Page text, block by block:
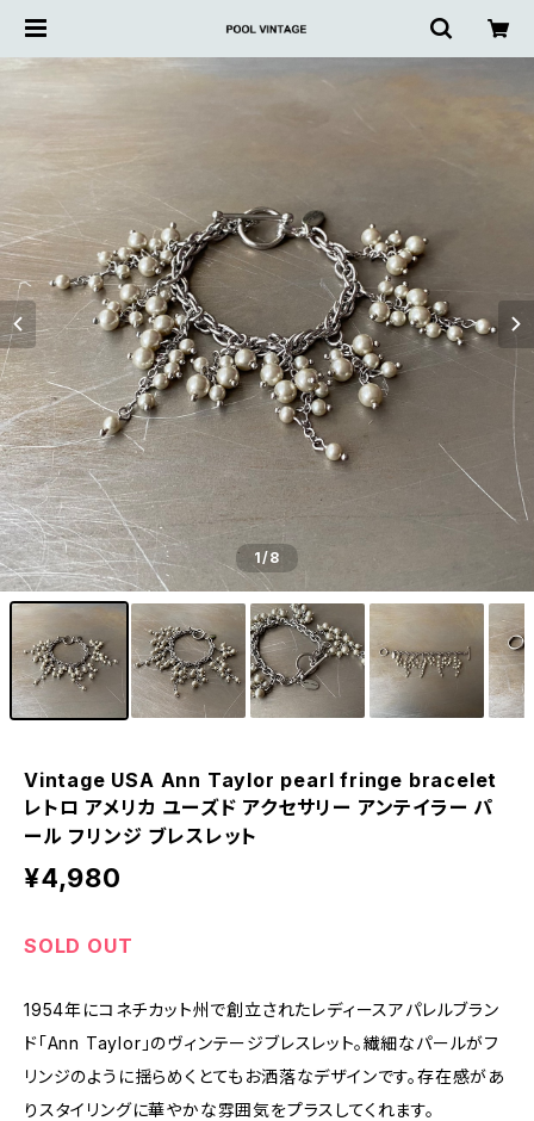
1/8
Vintage USA Ann Taylor pearl fringe bracelet
レトロ アメリカ ユーズド アクセサリー アンテイラー パ
ール フリンジ ブレスレット
¥4,980
SOLD OUT
1954年にコネチカット州で創立されたレディースアパレルブラン
ド「Ann Taylor」のヴィンテージブレスレット。繊細なパールがフ
リンジのように揺らめくとてもお洒落なデザインです。存在感があ
りスタイリングに華やかな雰囲気をプラスしてくれます。